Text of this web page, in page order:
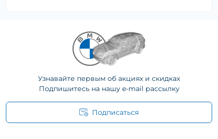
Узнавайте первым об акциях и скидках
Подпишитесь на нашу e-mail рассылку
Подписаться